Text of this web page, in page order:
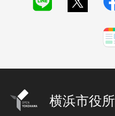
横浜市役所